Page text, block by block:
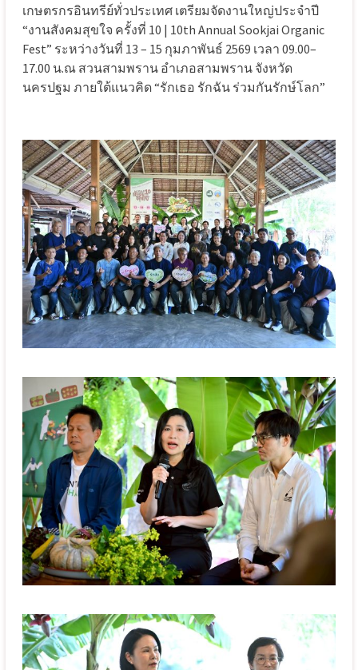
เกษตรกรอินทรีย์ทั่วประเทศ เตรียมจัดงานใหญ่ประจำปี
“งานสังคมสุขใจ ครั้งที่ 10 | 10th Annual Sookjai Organic
Fest” ระหว่างวันที่ 13 – 15 กุมภาพันธ์ 2569 เวลา 09.00–
17.00 น.ณ สวนสามพราน อำเภอสามพราน จังหวัด
นครปฐม ภายใต้แนวคิด “รักเธอ รักฉัน ร่วมกันรักษ์โลก”